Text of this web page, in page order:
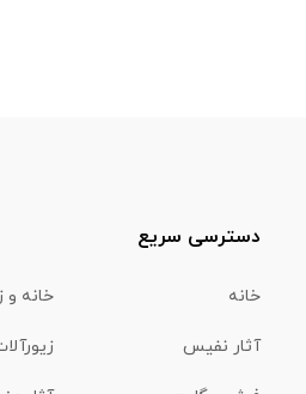
دسترسی سریع
خانه خانه و
آثار نفیس